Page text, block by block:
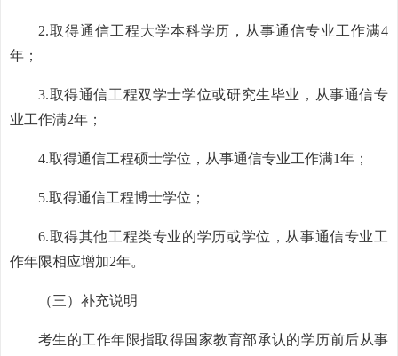
2.取得通信工程大学本科学历，从事通信专业工作满4
年；
3.取得通信工程双学士学位或研究生毕业，从事通信专
业工作满2年；
4.取得通信工程硕士学位，从事通信专业工作满1年；
5.取得通信工程博士学位；
6.取得其他工程类专业的学历或学位，从事通信专业工
作年限相应增加2年。
（三）补充说明
考生的工作年限指取得国家教育部承认的学历前后从事